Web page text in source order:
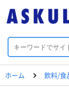
ホーム 飲料/食